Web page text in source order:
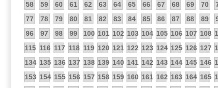
58
59 60 61 62 63 64 65 66 67 68 69 70
77
78 79 80 81 82 83 84 85 86 87 88 89
96
97 98 99 100 101 102 103 104 105 106 107 108
115 116 117 118 119 120 121 122 123 124 125 126 127
134 135 136 137 138 139 140 141 142 143 144 145 146
153 154 155 156 157 158 159 160 161 162 163 164 165